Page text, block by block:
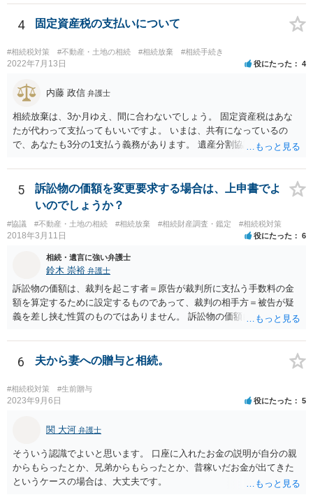
法として考えられるものとしては、 ①信託（家族信託・目的信託） 財
産を信託口に移し、受託者（信頼できる友人や専門職）に管理させ、
・生存中はあなたの生活費・介護費に優先充当 ・残余を友人や慈善団
体へ と使途を厳格に指定。相続ではなく信託帰属になるため、子の関
与を大きく排除できます。 ②遺言＋生命保険の組合せ 生活資金は手元
相続財産とは別枠で、遺留分対策にも有効と思われます。 ③負担付死
因贈与 「介護・見守り等を条件に、死亡時に財産を渡す」契約。条件
不履行なら無効にでき、老後の安心を担保できます。 ④ 寄附予約＋解
除条件 慈善団体への寄附を予約しつつ、資金不足時は解除できる条項
を設定。 などがあり得るかと思われます。
4 固定資産税の支払いについて
#相続税対策 #不動産・土地の相続 #相続放棄 #相続手続き
2022年7月13日 役にたった 4
内藤 政信 弁護士
相続放棄は、3か月ゆえ、間に合わないでしょう。 固定資産税はあな
たが代わって支払ってもいいですよ。 いまは、共有になっているの
で、あなたも3分の1支払う義務があります。 遺産分割協議をして、不
払い義務があります。
5
訴訟物の価額を変更要求する場合は、上申書でよ
いのでしょうか？
#協議 #不動産・土地の相続 #相続放棄 #相続財産調査・鑑定 #相続税対策
2018年3月11日 役にたった 6
相続・遺言に強い弁護士
鈴木 崇裕 弁護士
訴訟物の価額は、裁判を起こす者＝原告が裁判所に支払う手数料の金
額を算定するために設定するものであって、裁判の相手方＝被告が疑
義を差し挟む性質のものではありません。 訴訟物の価額自体が裁判の
したとしても、変更されることはありません。
6 夫から妻への贈与と相続。
#相続税対策 #生前贈与
2023年9月6日 役にたった 5
関 大河 弁護士
そういう認識でよいと思います。 口座に入れたお金の説明が自分の親
からもらったとか、兄弟からもらったとか、昔稼いだお金が出てきた
というケースの場合は、大丈夫です。